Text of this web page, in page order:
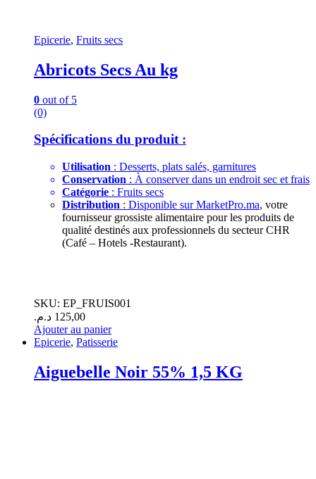
Epicerie, Fruits secs
Abricots Secs Au kg
0 out of 5
(0)
Spécifications du produit :
Utilisation : Desserts, plats salés, garnitures
Conservation : À conserver dans un endroit sec et frais
Catégorie : Fruits secs
Distribution : Disponible surMarketPro.ma, votre
fournisseur grossiste alimentaire pour les produits de
qualité destinés aux professionnels du secteur CHR
(Café – Hotels -Restaurant).
SKU: EP_FRUIS001
125,00 د.م.
Ajouter au panier
Epicerie, Patisserie
Aiguebelle Noir 55% 1,5 KG